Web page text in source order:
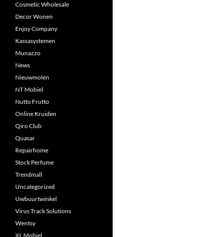
Cosmetic Wholesale
Decor Wonen
Enjoy Company
Kassasystemen
Munazzo
News
Nieuwmolen
NT Mobiel
Nutto Frutto
Online Kruiden
Qiro Club
Quasar
Repairhome
Stock Perfume
Trendmall
Uncategorized
Uwbuurtwinkel
Virus Track Solutions
Wentsy
XL Mobiel